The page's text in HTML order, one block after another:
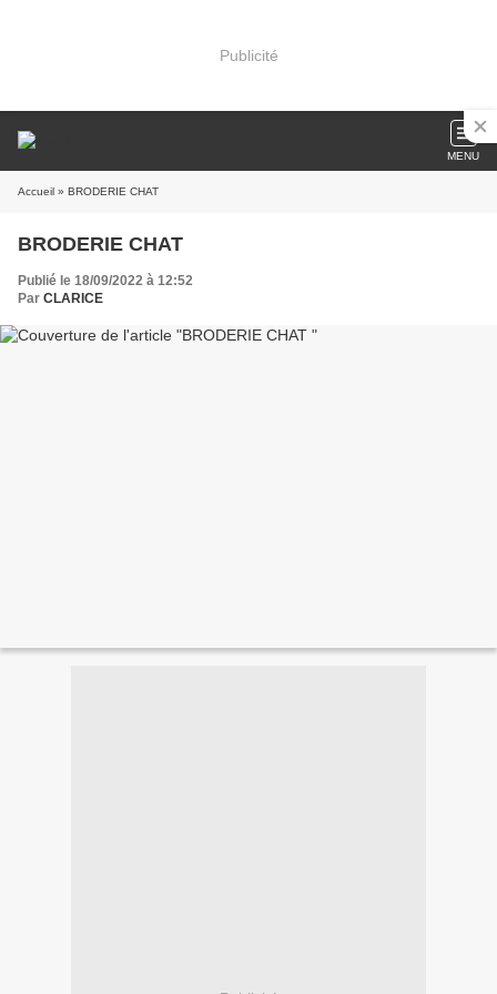
Publicité
MENU
Accueil » BRODERIE CHAT
BRODERIE CHAT
Publié le 18/09/2022 à 12:52
Par CLARICE